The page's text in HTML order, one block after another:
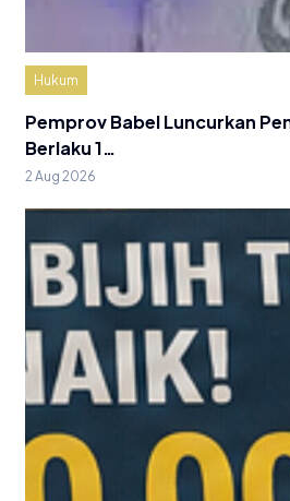
Hukum
Pemprov Babel Luncurkan
Berlaku 1…
2 Aug 2026